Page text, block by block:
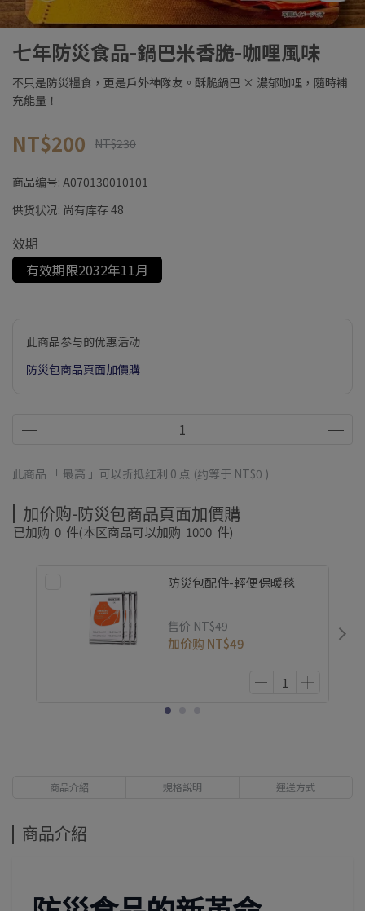
七年防災食品-鍋巴米香脆-咖哩風味
不只是防災糧食，更是戶外神隊友。酥脆鍋巴 × 濃郁咖哩，隨時補
充能量！
NT$200 NT$230
商品编号: A070130010101
供货状况: 尚有库存 48
效期
有效期限2032年11月
此商品参与的优惠活动
防災包商品頁面加價購
此商品 「 最高 」可以折抵红利 0 点 (约等于 NT$0 )
加价购-防災包商品頁面加價購
已加购 0 件(本区商品可以加购 1000 件)
防災包配件-輕便保暖毯
售价 NT$49
加价购 NT$49
商品介紹 規格說明 運送方式
商品介紹